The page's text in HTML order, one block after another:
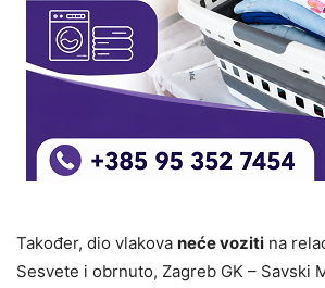
Također, dio vlakova neće voziti na
Sesvete i obrnuto, Zagreb GK – Savski